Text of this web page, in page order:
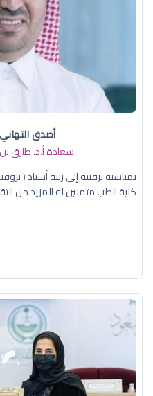
أصدق
سعادة أ.د. ​طارق
بمناسبة ترقيته إلى رتبة أستاذ (
كلية الطب متمنين له المزيد من